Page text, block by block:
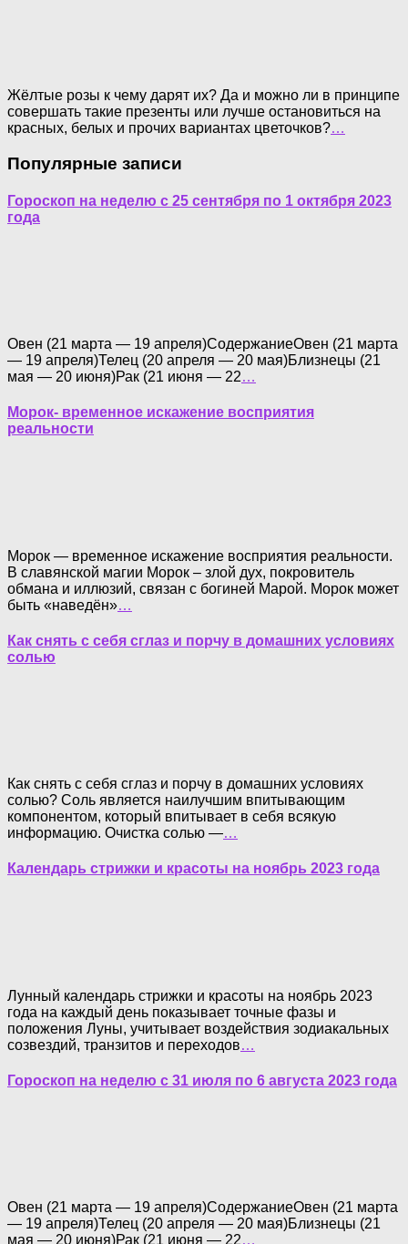
Жёлтые розы к чему дарят их? Да и можно ли в принципе
совершать такие презенты или лучше остановиться на
красных, белых и прочих вариантах цветочков?…
Популярные записи
Гороскоп на неделю с 25 сентября по 1 октября 2023
года
Овен (21 марта — 19 апреля)СодержаниеОвен (21 марта
— 19 апреля)Телец (20 апреля — 20 мая)Близнецы (21
мая — 20 июня)Рак (21 июня — 22…
Морок- временное искажение восприятия
реальности
Морок — временное искажение восприятия реальности.
В славянской магии Морок – злой дух, покровитель
обмана и иллюзий, связан с богиней Марой. Морок может
быть «наведён»…
Как снять с себя сглаз и порчу в домашних условиях
солью
Как снять с себя сглаз и порчу в домашних условиях
солью? Соль является наилучшим впитывающим
компонентом, который впитывает в себя всякую
информацию. Очистка солью —…
Календарь стрижки и красоты на ноябрь 2023 года
Лунный календарь стрижки и красоты на ноябрь 2023
года на каждый день показывает точные фазы и
положения Луны, учитывает воздействия зодиакальных
созвездий, транзитов и переходов…
Гороскоп на неделю с 31 июля по 6 августа 2023 года
Овен (21 марта — 19 апреля)СодержаниеОвен (21 марта
— 19 апреля)Телец (20 апреля — 20 мая)Близнецы (21
мая — 20 июня)Рак (21 июня — 22…